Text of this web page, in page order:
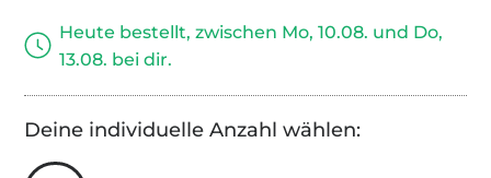
Heute bestellt, zwischen Mo, 10.08. und Do,
13.08. bei dir.
Deine individuelle Anzahl wählen: